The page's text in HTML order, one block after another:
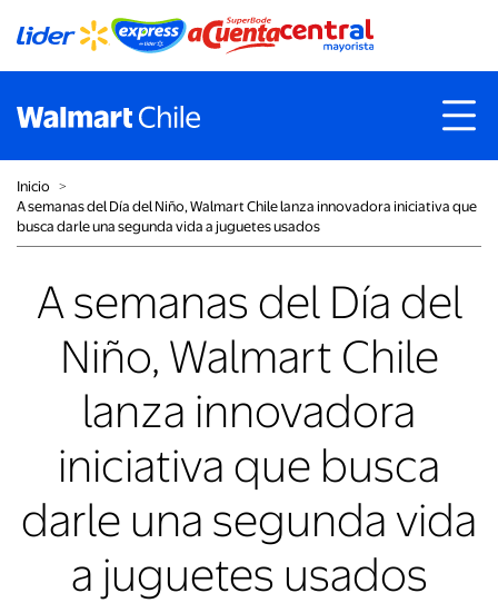
Inicio ˃
A semanas del Día del Niño, Walmart Chile lanza innovadora iniciativa que
busca darle una segunda vida a juguetes usados
A semanas del Día del
Niño, Walmart Chile
lanza innovadora
iniciativa que busca
darle una segunda vida
a juguetes usados